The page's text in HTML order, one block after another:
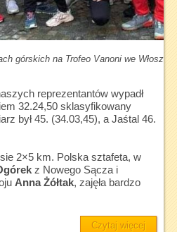
górskich na Trofeo Vanoni we
reprezentantów wypadł
32.24,50 sklasyfikowany
był 45. (34.03,45), a Jaśtal 46.
2×5 km. Polska sztafeta, w
z Nowego Sącza i
Anna Żółtak, zajęła bardzo
Czytaj więcej